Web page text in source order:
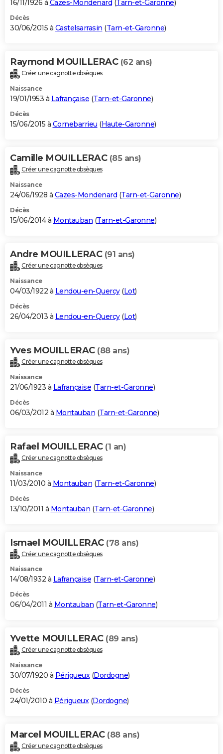
16/11/1926 à Cazes-Mondenard (Tarn-et-Garonne)
Décès
30/06/2015 à Castelsarrasin (Tarn-et-Garonne)
Raymond MOUILLERAC (62 ans)
Créer une cagnotte obsèques
Naissance
19/01/1953 à Lafrançaise (Tarn-et-Garonne)
Décès
15/06/2015 à Cornebarrieu (Haute-Garonne)
Camille MOUILLERAC (85 ans)
Créer une cagnotte obsèques
Naissance
24/06/1928 à Cazes-Mondenard (Tarn-et-Garonne)
Décès
15/06/2014 à Montauban (Tarn-et-Garonne)
Andre MOUILLERAC (91 ans)
Créer une cagnotte obsèques
Naissance
04/03/1922 à Lendou-en-Quercy(Lot)
Décès
26/04/2013 à Lendou-en-Quercy(Lot)
Yves MOUILLERAC (88 ans)
Créer une cagnotte obsèques
Naissance
21/06/1923 à Lafrançaise (Tarn-et-Garonne)
Décès
06/03/2012 à Montauban (Tarn-et-Garonne)
Rafael MOUILLERAC (1 an)
Créer une cagnotte obsèques
Naissance
11/03/2010 à Montauban (Tarn-et-Garonne)
Décès
13/10/2011 à Montauban (Tarn-et-Garonne)
Ismael MOUILLERAC (78 ans)
Créer une cagnotte obsèques
Naissance
14/08/1932 à Lafrançaise (Tarn-et-Garonne)
Décès
06/04/2011 à Montauban (Tarn-et-Garonne)
Yvette MOUILLERAC (89 ans)
Créer une cagnotte obsèques
Naissance
30/07/1920 à Périgueux(Dordogne)
Décès
24/01/2010 à Périgueux(Dordogne)
Marcel MOUILLERAC (88 ans)
Créer une cagnotte obsèques